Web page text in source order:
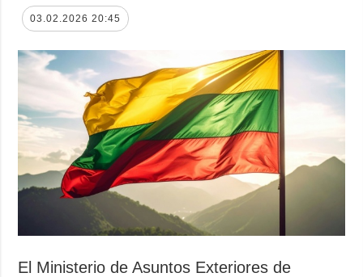
03.02.2026 20:45
El Ministerio de Asuntos Exteriores de